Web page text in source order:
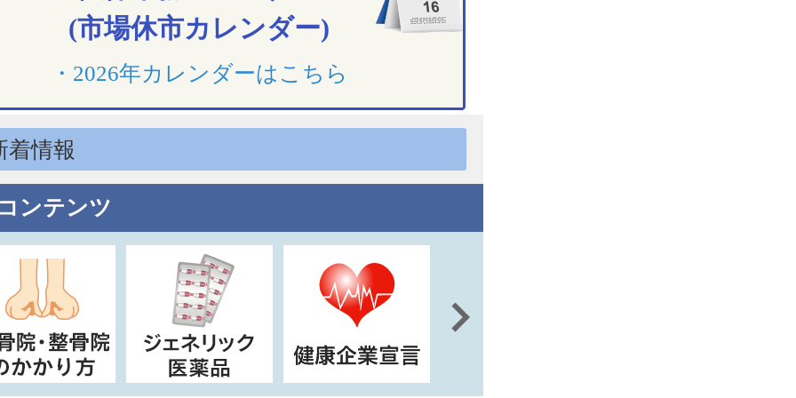
(市場休市カレンダー)
・2026年カレンダーはこちら
着情報
ンテンツ